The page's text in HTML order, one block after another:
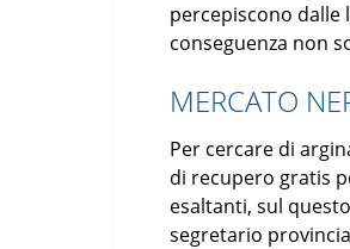
percepiscono dalle
conseguenza non
MERCATO
Per cercare di
di recupero gratis
esaltanti, sul
segretario